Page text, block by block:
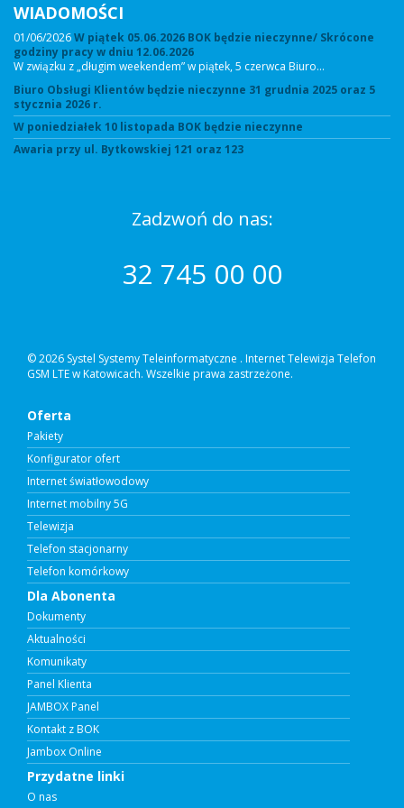
WIADOMOŚCI
01/06/2026W piątek 05.06.2026 BOK będzie nieczynne/ Skrócone
godziny pracy w dniu 12.06.2026
W związku z „długim weekendem” w piątek, 5 czerwca Biuro…
Biuro Obsługi Klientów będzie nieczynne 31 grudnia 2025 oraz 5
stycznia 2026 r.
W poniedziałek 10 listopada BOK będzie nieczynne
Awaria przy ul. Bytkowskiej 121 oraz 123
Zadzwoń do nas:
32 745 00 00
© 2026 Systel Systemy Teleinformatyczne . Internet Telewizja Telefon
GSM LTE w Katowicach. Wszelkie prawa zastrzeżone.
Oferta
Pakiety
Konfigurator ofert
Internet światłowodowy
Internet mobilny 5G
Telewizja
Telefon stacjonarny
Telefon komórkowy
Dla Abonenta
Dokumenty
Aktualności
Komunikaty
Panel Klienta
JAMBOX Panel
Kontakt z BOK
Jambox Online
Przydatne linki
O nas